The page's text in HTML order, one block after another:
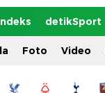
detikSport
Foto Video